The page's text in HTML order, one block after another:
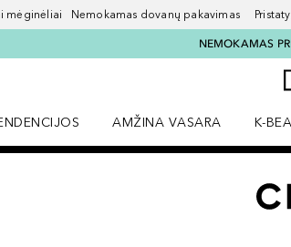
mėginėliai Nemokamas dovanų pakavimas
NEMOKAMAS
AMŽINA VASARA
K-